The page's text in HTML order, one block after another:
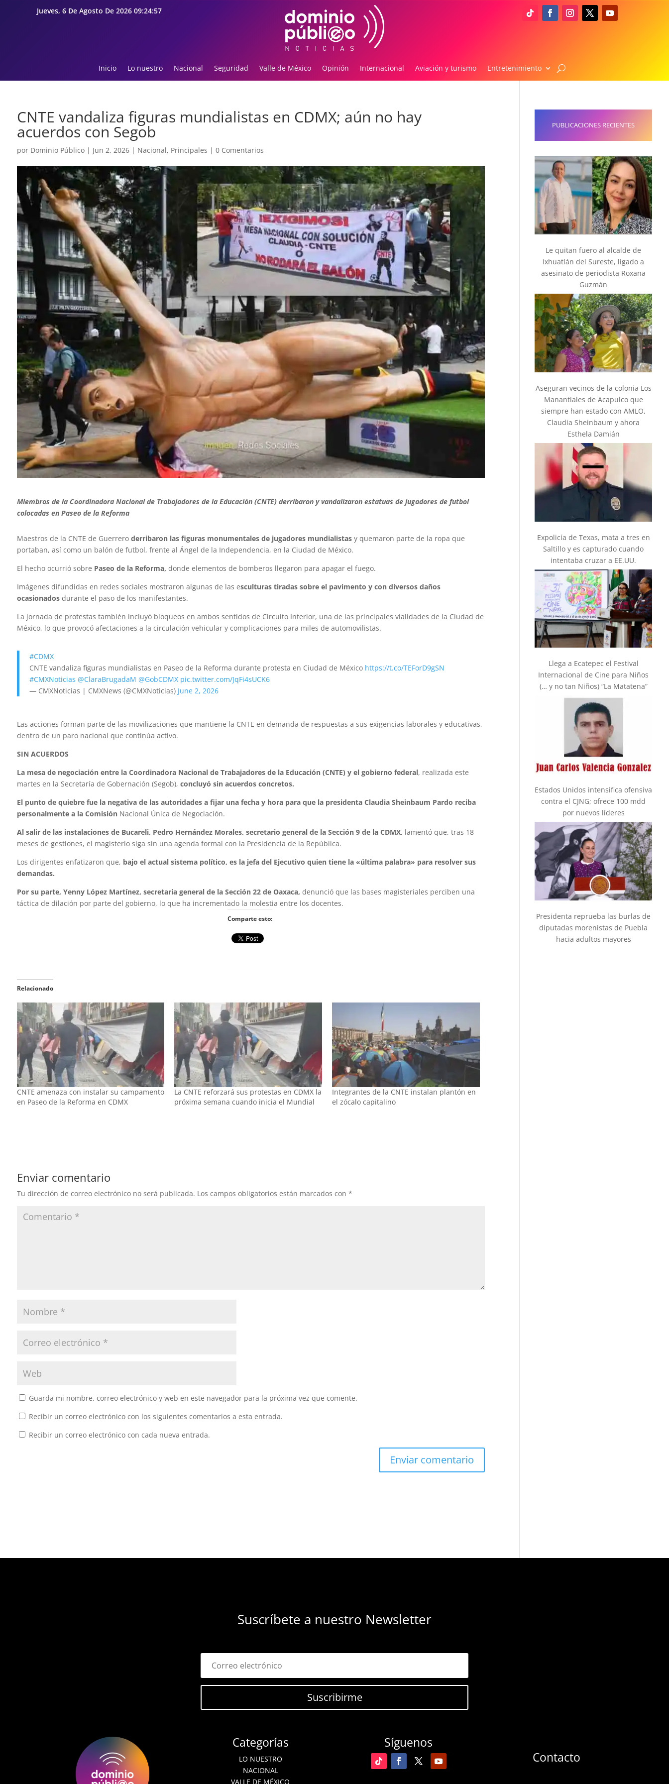
Jueves, 6 De Agosto De 2026 09:24:59
Inicio Lo nuestro Nacional Seguridad Valle de México Opinión Internacional Aviación y turismo Entretenimiento
CNTE vandaliza figuras mundialistas en CDMX; aún no hay
acuerdos con Segob
por Dominio Público| Jun 2, 2026| Nacional, Principales | 0 Comentarios
Miembros de la Coordinadora Nacional de Trabajadores de la Educación (CNTE) derribaron y vandalizaron estatuas de jugadores de futbol
colocadas en Paseo de la Reforma
Maestros de la CNTE de Guerrero derribaron las figurasmonumentales de jugadores mundialistasy quemaron parte de la ropa que
portaban, así como un balón de futbol, frente al Ángel de la Independencia, en la Ciudad de México.
El hecho ocurrió sobre Paseo de la Reforma, donde elementos de bomberos llegaron para apagar el fuego.
Imágenes difundidas en redes sociales mostraron algunas de las esculturas tiradas sobre el pavimento y con diversos daños
ocasionadosdurante el paso de los manifestantes.
La jornada de protestas también incluyó bloqueos en ambos sentidos de Circuito Interior, una de las principales vialidades de la Ciudad de
México, lo que provocó afectaciones a la circulación vehicular y complicaciones para miles de automovilistas.
#CDMX
CNTE vandaliza figuras mundialistas en Paseo de la Reforma durante protesta en Ciudad de México https://t.co/TEForD9gSN
#CMXNoticias @ClaraBrugadaM @GobCDMX pic.twitter.com/JqFi4sUCK6
— CMXNoticias | CMXNews (@CMXNoticias) June 2, 2026
Las acciones forman parte de las movilizaciones que mantiene la CNTE en demanda de respuestas a sus exigencias laborales y educativas,
dentro de un paro nacional que continúa activo.
SIN ACUERDOS
La mesa de negociación entre la Coordinadora Nacional de Trabajadores de la Educación (CNTE) y el gobierno federal, realizada este
martes en la Secretaría de Gobernación (Segob), concluyó sin acuerdos concretos.
El punto de quiebre fue la negativa de las autoridades a fijar una fecha y hora para que la presidenta Claudia Sheinbaum Pardo reciba
personalmente a la ComisiónNacional Única de Negociación.
Al salir de las instalaciones de Bucareli, Pedro Hernández Morales, secretario general de la Sección 9 de la CDMX, lamentó que, tras 18
meses de gestiones, el magisterio siga sin una agenda formal con la Presidencia de la República.
Los dirigentes enfatizaron que, bajo el actual sistema político, es la jefa del Ejecutivo quien tiene la «última palabra» para resolver sus
demandas.
Por su parte, Yenny López Martínez, secretaria general de la Sección 22 de Oaxaca, denunció que las bases magisteriales perciben una
táctica de dilación por parte del gobierno, lo que ha incrementado la molestia entre los docentes.
Comparte esto:
Relacionado
CNTE amenaza con instalar su campamento
en Paseo de la Reforma en CDMX
La CNTE reforzará sus protestas en CDMX la
próxima semana cuando inicia el Mundial
Integrantes de la CNTE instalan plantón en
el zócalo capitalino
Enviar comentario
Tu dirección de correo electrónico no será publicada. Los campos obligatorios están marcados con *
Guarda mi nombre, correo electrónico y web en este navegador para la próxima vez que comente.
Recibir un correo electrónico con los siguientes comentarios a esta entrada.
Recibir un correo electrónico con cada nueva entrada.
PUBLICACIONES RECIENTES
Le quitan fuero al alcalde de
Ixhuatlán del Sureste, ligado a
asesinato de periodista Roxana
Guzmán
Aseguran vecinos de la colonia Los
Manantiales de Acapulco que
siempre han estado con AMLO,
Claudia Sheinbaum y ahora
Esthela Damián
Expolicía de Texas, mata a tres en
Saltillo y es capturado cuando
intentaba cruzar a EE.UU.
Llega a Ecatepec el Festival
Internacional de Cine para Niños
(… y no tan Niños) “La Matatena”
Estados Unidos intensifica ofensiva
contra el CJNG; ofrece 100 mdd
por nuevos líderes
Presidenta reprueba las burlas de
diputadas morenistas de Puebla
hacia adultos mayores
Suscríbete a nuestro Newsletter
Suscribirme
Categorías
LO NUESTRO
NACIONAL
VALLE DE MÉXICO
Síguenos
Contacto